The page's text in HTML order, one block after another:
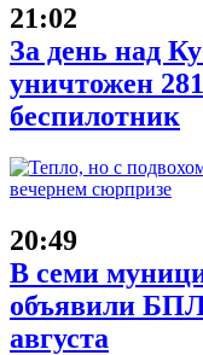
21:02
За день над
уничтожен
беспилотник
20:49
В семи
объявили
августа